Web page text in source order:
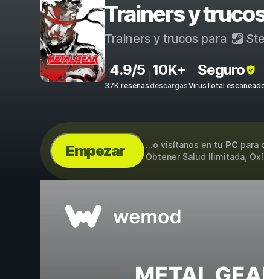
Trainers y trucos
Trainers y trucos para
4.9/5
37K reseñas
10K+
descargas
Seguro
VirusTotal
Empezar ...o visítanos en tu PC para
Obtener Salud Ilimitada,